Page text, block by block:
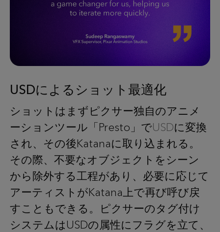
USDによるショット最適化
ショットはまずピクサー独自のアニメ
ーションツール「Presto」でUSDに変換
され、その後Katanaに取り込まれる。
その際、不要なオブジェクトをシーン
から除外する工程があり、必要に応じて
アーティストがKatana上で再び呼び戻
すこともできる。ピクサーのタグ付け
システムはUSDの属性にフラグを立て、